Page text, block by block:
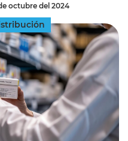
octubre del 2024